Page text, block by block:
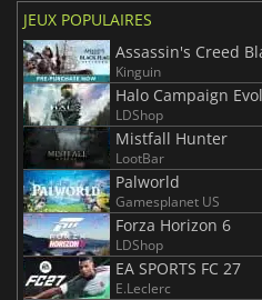
JEUX POPULAIRES
Assassin's Creed
Kinguin
Halo Campaign
LDShop
Mistfall Hunter
LootBar
Palworld
Gamesplanet US
Forza Horizon 6
LDShop
EA SPORTS FC 27
E.Leclerc